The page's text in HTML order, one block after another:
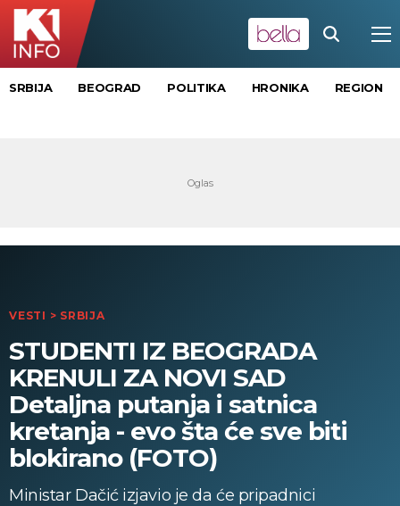
SRBIJA BEOGRAD POLITIKA HRONIKA REGION
VESTI > SRBIJA
STUDENTI IZ BEOGRADA
KRENULI ZA NOVI SAD
Detaljna putanja i satnica
kretanja - evo šta će sve biti
blokirano (FOTO)
Ministar Dačić izjavio je da će pripadnici